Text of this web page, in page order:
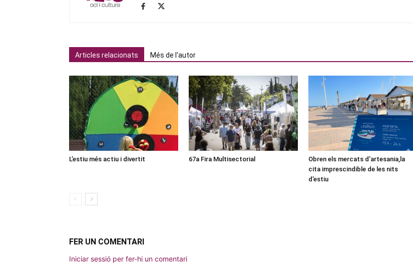
Articles relacionats Més de l'autor
L’estiu més actiu i divertit 67a Fira Multisectorial
Obren els mercats d’artesania,la
cita imprescindible de les nits
d’estiu
FER UN COMENTARI
Iniciar sessió per fer-hi un comentari